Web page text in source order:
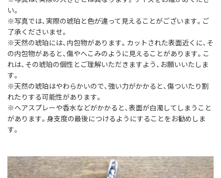
い。
※写真では、実際の琥珀と色が違って見えることがございます。ご
了承くださいませ。
※天然の琥珀には、内包物があります。カットされた表面近くに、そ
の内包物があると、傷やへこみのように見えることがあります。こ
れは、その琥珀の個性とご理解いただきますよう、お願いいたしま
す。
※天然の琥珀はやわらかいので、強い力がかかると、傷ついたり割
れたりする可能性があります。
※ヘアスプレーや香水などがかかると、表面が白濁してしまうこと
があります。身支度の最後につけるようにすることをお勧めしま
す。